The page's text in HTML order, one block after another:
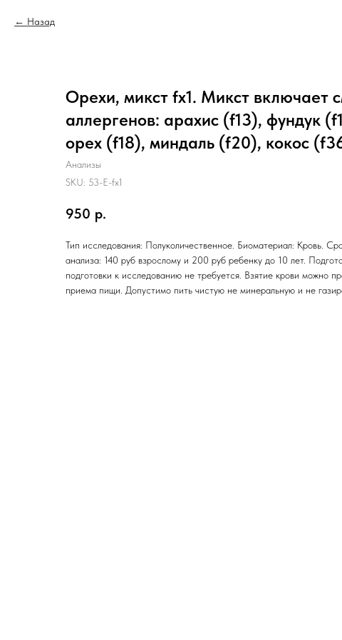
Назад
Орехи, микст fx1. Микст включает
аллергенов: арахис (f13), фундук
орех (f18), миндаль (f20), кокос
Анализы
SKU: 53-E-fx1
950 р.
Тип исследования: Полуколичественное. Биоматериал: Кровь.
анализа: 140 руб взрослому и 200 руб ребенку до 10 лет.
подготовки к исследованию не требуется. Взятие крови можно
приема пищи. Допустимо пить чистую не минеральную и не